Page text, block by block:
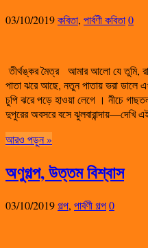
03/10/2019কবিতা, পার্বণী কবিতা0
তীর্থঙ্কর মৈত্র আমার আলো যে তুমি,
পাতা ঝরে আছে, নতুন পাতায় ভরা ডালে
চুপি ঝরে পড়ে হাওয়া লেগে । নীচে
দুপুরের অবসরে বসে ঝুলবারান্দায়—দেখি
আরও পড়ুন »
অণুগল্প, উত্তম বিশ্বাস
03/10/2019গল্প, পার্বণী গল্প0